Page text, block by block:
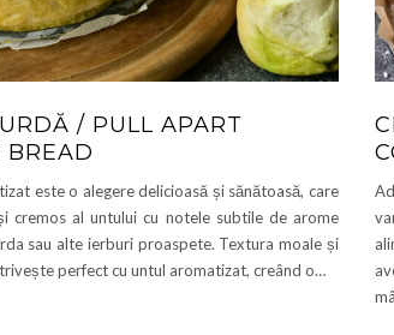
/ PULL APART
BREAD
este o alegere delicioasă și sănătoasă, care
cremos al untului cu notele subtile de arome
sau alte ierburi proaspete. Textura moale și
perfect cu untul aromatizat, creând o…